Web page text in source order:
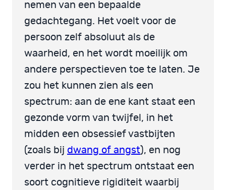
nemen van een bepaalde
gedachtegang. Het voelt voor de
persoon zelf absoluut als de
waarheid, en het wordt moeilijk om
andere perspectieven toe te laten. Je
zou het kunnen zien als een
spectrum: aan de ene kant staat een
gezonde vorm van twijfel, in het
midden een obsessief vastbijten
(zoals bij dwang of angst), en nog
verder in het spectrum ontstaat een
soort cognitieve rigiditeit waarbij